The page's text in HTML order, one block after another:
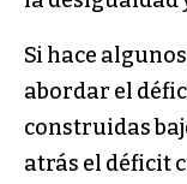
Si hace
abordar el
construidas
atrás el déficit